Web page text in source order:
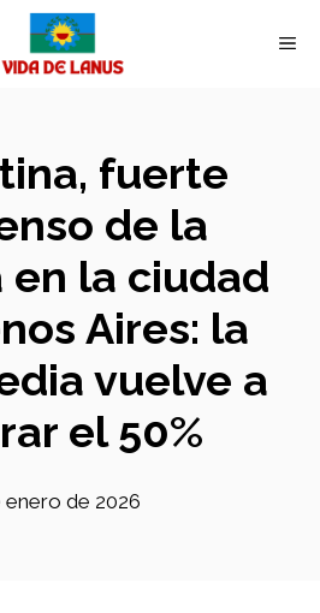
fuerte
de la
en la ciudad
Aires: la
vuelve a
el 50%
enero de 2026